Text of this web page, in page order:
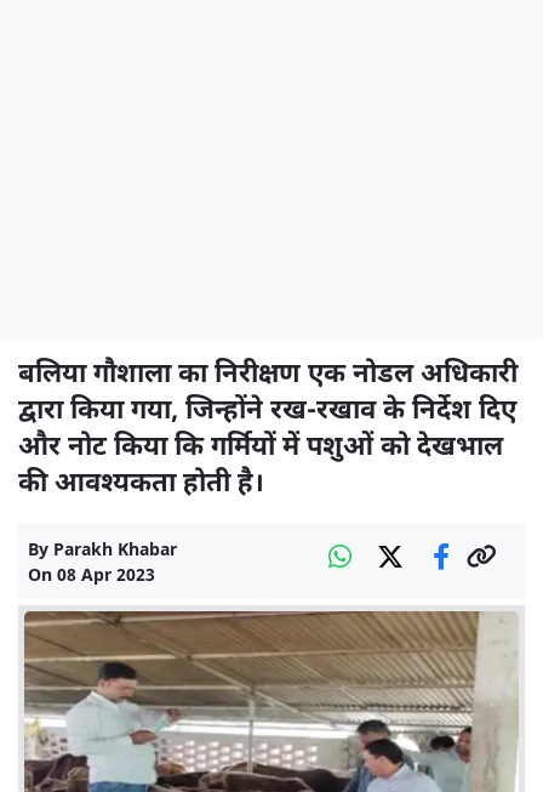
बलिया गौशाला का निरीक्षण एक नोडल अधिकारी
द्वारा किया गया, जिन्होंने रख-रखाव के निर्देश दिए
और नोट किया कि गर्मियों में पशुओं को देखभाल
की आवश्यकता होती है।
By Parakh Khabar
On 08 Apr 2023